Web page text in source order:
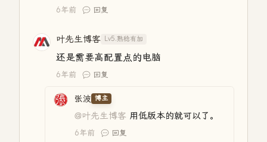
6年前 回复
叶先生博客 Lv5.熟稔有加
还是需要高配置点的电脑
6年前 回复
张波 博主
@叶先生博客 用低版本的就可以了。
6年前 回复